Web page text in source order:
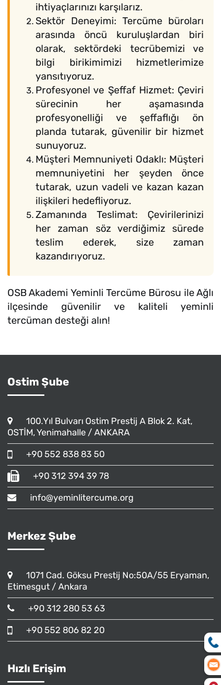
ihtiyaçlarınızı karşılarız.
Sektör Deneyimi: Tercüme büroları
arasında öncü kuruluşlardan biri
olarak, sektördeki tecrübemizi ve
bilgi birikimimizi hizmetlerimize
yansıtıyoruz.
Profesyonel ve Şeffaf Hizmet: Çeviri
sürecinin her aşamasında
profesyonelliği ve şeffaflığı ön
planda tutarak, güvenilir bir hizmet
sunuyoruz.
Müşteri Memnuniyeti Odaklı: Müşteri
memnuniyetini her şeyden önce
tutarak, uzun vadeli ve kazan kazan
ilişkileri hedefliyoruz.
Zamanında Teslimat: Çevirilerinizi
her zaman söz verdiğimiz sürede
teslim ederek, size zaman
kazandırıyoruz.
OSB Akademi Yeminli Tercüme Bürosu ile Ağlı
ilçesinde güvenilir ve kaliteli yeminli
tercüman desteği alın!
Ostim Şube
100.Yıl Bulvarı Ostim Prestij A Blok 2. Kat,
OSTİM, Yenimahalle / ANKARA
+90 552 838 83 50
+90 312 394 39 78
info@yeminlitercume.org
Merkez Şube
1071 Cad. Göksu Prestij No:50A/55 Eryaman,
Etimesgut / Ankara
+90 312 280 53 63
+90 552 806 82 20
Hızlı Erişim